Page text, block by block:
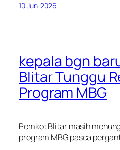
10 Juni 2026
kepala bgn
Blitar Tunggu
Program MBG
Pemkot Blitar masih
program MBG pasca